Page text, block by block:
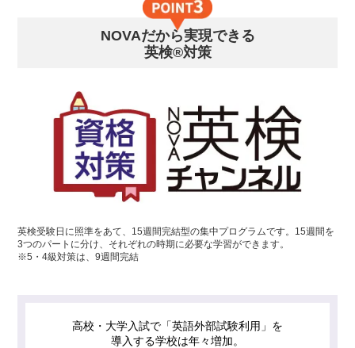
NOVAだから実現できる
英検®対策
英検受験日に照準をあて、15週間完結型の集中プログラムです。15週間を
3つのパートに分け、それぞれの時期に必要な学習ができます。
※5・4級対策は、9週間完結
高校・大学入試で「英語外部試験利用」を
導入する学校は年々増加。